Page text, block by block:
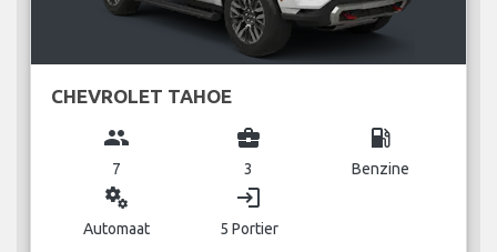
CHEVROLET TAHOE
group
7
business_center
3
local_gas_station
Benzine
miscellaneous_services
Automaat
login
5 Portier